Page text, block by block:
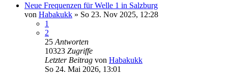
Neue Frequenzen für Welle 1 in Salzburg
von Habakukk » So 23. Nov 2025, 12:28
1
2
25 Antworten
10323 Zugriffe
Letzter Beitrag von Habakukk
So 24. Mai 2026, 13:01